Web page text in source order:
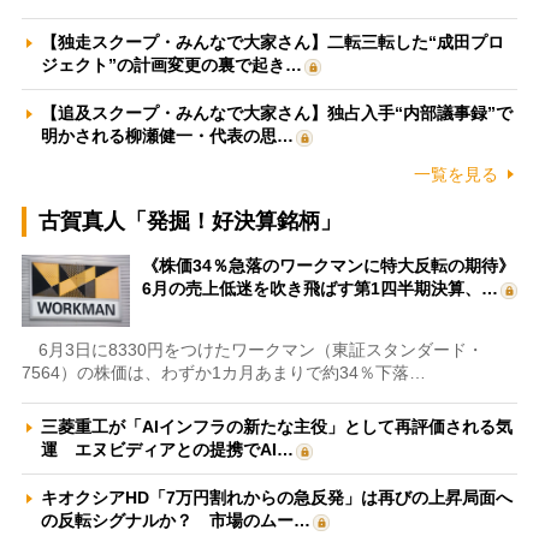
【独走スクープ・みんなで大家さん】二転三転した“成田プロ
ジェクト”の計画変更の裏で起き…
【追及スクープ・みんなで大家さん】独占入手“内部議事録”で
明かされる柳瀬健一・代表の思…
一覧を見る
古賀真人「発掘！好決算銘柄」
《株価34％急落のワークマンに特大反転の期待》
6月の売上低迷を吹き飛ばす第1四半期決算、…
6月3日に8330円をつけたワークマン（東証スタンダード・
7564）の株価は、わずか1カ月あまりで約34％下落…
三菱重工が「AIインフラの新たな主役」として再評価される気
運 エヌビディアとの提携でAI…
キオクシアHD「7万円割れからの急反発」は再びの上昇局面へ
の反転シグナルか？ 市場のムー…